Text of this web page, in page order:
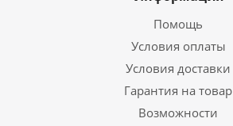
Помощь
Условия оплаты
Условия доставки
Гарантия на товар
Возможности